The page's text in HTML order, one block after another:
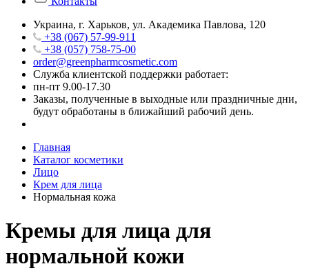
Украина, г. Харьков, ул. Академика Павлова, 120
+38 (067) 57-99-911
+38 (057) 758-75-00
order@greenpharmcosmetic.com
Служба клиентской поддержки работает:
пн-пт 9.00-17.30
Заказы, полученные в выходные или праздничные дни,
будут обработаны в ближайший рабочий день.
Главная
Каталог косметики
Лицо
Крем для лица
Нормальная кожа
Кремы для лица для
нормальной кожи